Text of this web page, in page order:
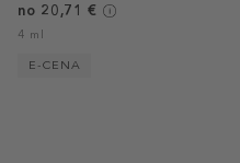
no 20,71 €
4 ml
E-CENA